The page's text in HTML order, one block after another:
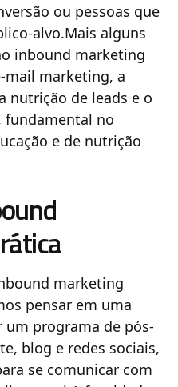
ou pessoas que
alvo.Mais alguns
inbound marketing
mail marketing, a
nutrição de leads e o
fundamental no
e de nutrição
marketing
pensar em uma
um programa de pós-
blog e redes sociais,
se comunicar com